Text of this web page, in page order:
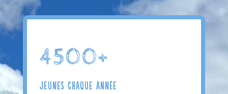
4500+
JEUNES CHAQUE ANNÉE